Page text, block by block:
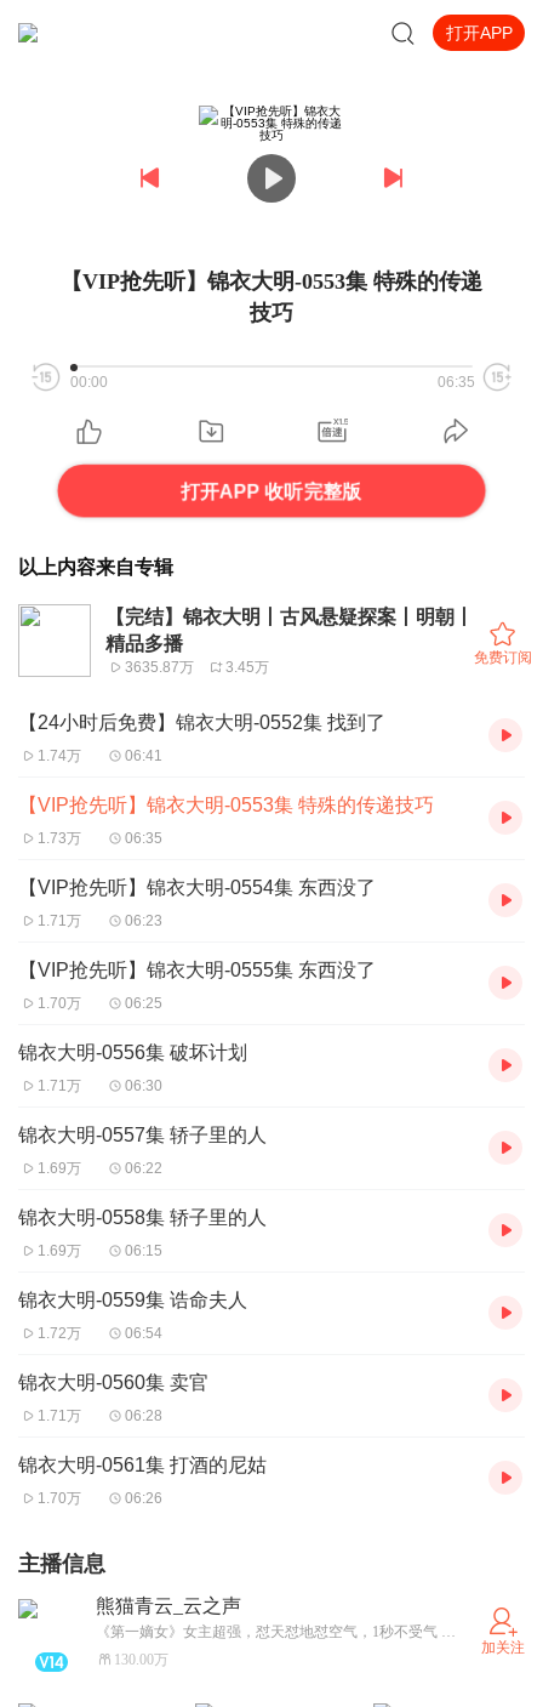
打开APP
【VIP抢先听】锦衣大明-0553集 特殊的传递
技巧
00:00 06:35
打开APP 收听完整版
以上内容来自专辑
【完结】锦衣大明丨古风悬疑探案丨明朝丨
精品多播
3635.87万 3.45万
免费订阅
【24小时后免费】锦衣大明-0552集 找到了
1.74万 06:41
【VIP抢先听】锦衣大明-0553集 特殊的传递技巧
1.73万 06:35
【VIP抢先听】锦衣大明-0554集 东西没了
1.71万 06:23
【VIP抢先听】锦衣大明-0555集 东西没了
1.70万 06:25
锦衣大明-0556集 破坏计划
1.71万 06:30
锦衣大明-0557集 轿子里的人
1.69万 06:22
锦衣大明-0558集 轿子里的人
1.69万 06:15
锦衣大明-0559集 诰命夫人
1.72万 06:54
锦衣大明-0560集 卖官
1.71万 06:28
锦衣大明-0561集 打酒的尼姑
1.70万 06:26
主播信息
熊猫青云_云之声
《第一嫡女》女主超强，怼天怼地怼空气，1秒不受气 已肥，日更25-30集，完本小说放心入！限时收听有惊喜福利！
130.00万
加关注